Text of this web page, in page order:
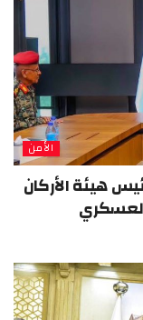
الأمن
هيئة الأركان